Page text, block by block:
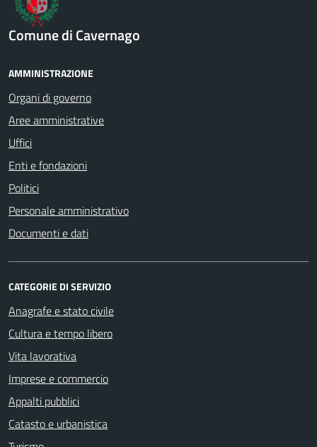
Comune di Cavernago
AMMINISTRAZIONE
Organi di governo
Aree amministrative
Uffici
Enti e fondazioni
Politici
Personale amministrativo
Documenti e dati
CATEGORIE DI SERVIZIO
Anagrafe e stato civile
Cultura e tempo libero
Vita lavorativa
Imprese e commercio
Appalti pubblici
Catasto e urbanistica